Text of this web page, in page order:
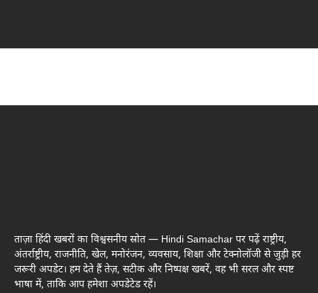
ताज़ा हिंदी खबरों का विश्वसनीय स्रोत — Hindi Samachar पर पढ़ें राष्ट्रीय,
अंतर्राष्ट्रीय, राजनीति, खेल, मनोरंजन, व्यवसाय, शिक्षा और टेक्नोलॉजी से जुड़ी हर
जरूरी अपडेट। हम देते हैं तेज़, सटीक और निष्पक्ष खबरें, वह भी सरल और स्पष्ट
भाषा में, ताकि आप हमेशा अपडेटेड रहें।